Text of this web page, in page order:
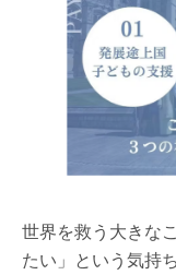
世界を救う大きな
たい」という気持